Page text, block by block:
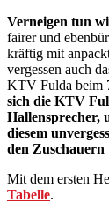
Verneigen tun
fairer und
kräftig mit
vergessen auch
KTV Fulda beim
sich die KTV
Hallensprecher,
diesem
den
Mit dem ersten
Tabelle.